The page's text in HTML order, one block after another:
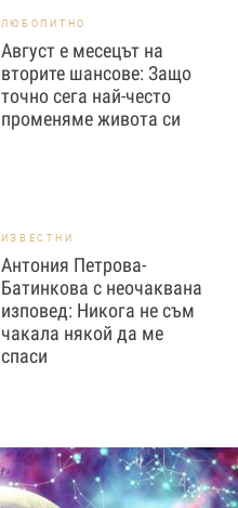
ЛЮБОПИТНО
Август е месецът на
вторите шансове: Защо
точно сега най-често
променяме живота си
ИЗВЕСТНИ
Антония Петрова-
Батинкова с неочаквана
изповед: Никога не съм
чакала някой да ме
спаси